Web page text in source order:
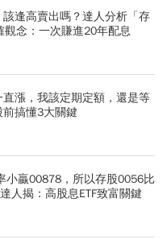
逢高賣出嗎？達人分析「存
觀念：一次賺進20年配息
漲，我該定期定額，還是等
搞懂3大關鍵
小贏00878，所以存股0056比
人揭：高股息ETF致富關鍵